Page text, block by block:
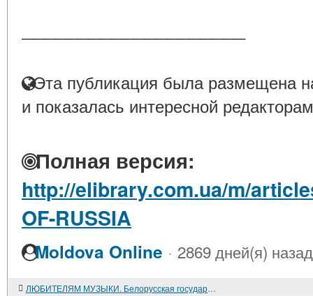
Эта публикация была размещена
и показалась интересной
Полная версия:
http://elibrary.com.ua/m/
OF-RUSSIA
Moldova Online · 2869 дней(я) назад
ЛЮБИТЕЛЯМ МУЗЫКИ. Белорусская государственная филармония представляет новый сезон